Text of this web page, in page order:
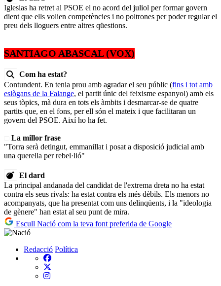
Iglesias ha retret al PSOE el no acord del juliol per formar govern
dient que ells volien competències i no poltrones per poder regular el
preu dels lloguers entre altres qüestions.
SANTIAGO ABASCAL (VOX)
Com ha estat?
Contundent. En tenia prou amb agradar el seu públic (fins i tot amb
eslògans de la Falange, el partit únic del feixisme espanyol) amb els
seus tòpics, mà dura en tots els àmbits i desmarcar-se de quatre
partits que, en el fons, per ell són el mateix i que facilitaran un
govern del PSOE. Així ho ha fet.
La millor frase
"Torra serà detingut, emmanillat i posat a disposició judicial amb
una querella per rebel·lió"
El dard
La principal andanada del candidat de l'extrema dreta no ha estat
contra els seus rivals: ha estat contra els més dèbils. Els menors no
acompanyats, que ha presentat com uns delinqüents, i la "ideologia
de gènere" han estat al seu punt de mira.
Escull Nació com la teva font preferida de Google
Redacció Política